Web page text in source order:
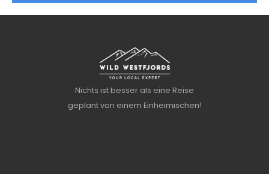
Nichts ist besser als eine Reise
geplant von einem Einheimischen!